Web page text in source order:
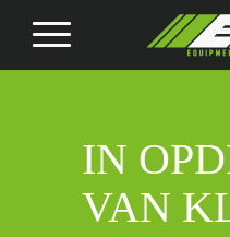
IN
VAN